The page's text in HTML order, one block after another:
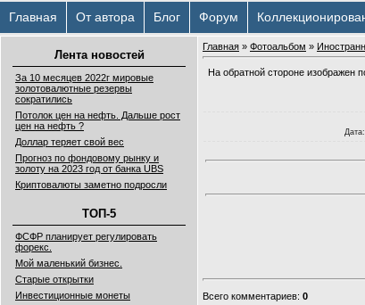
Главная От автора Блог Форум
Лента новостей
За 10 месяцев 2022г мировые
золотовалютные резервы
сократились
Потолок цен на нефть. Дальше рост
цен на нефть ?
Доллар теряет свой вес
Прогноз по фондовому рынку и
золоту на 2023 год от банка UBS
Криптовалюты заметно подросли
ТОП-5
ФСФР планирует регулировать
форекс.
Мой маленький бизнес.
Старые открытки
Инвестиционные монеты
Главная » Фотоальбом »
На обратной стороне изображен
Дата
Всего комментариев: 0